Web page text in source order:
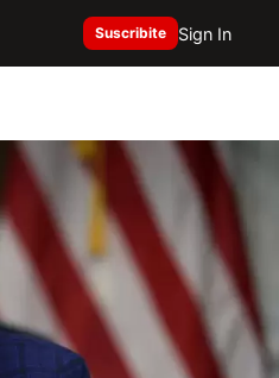
Suscribite Sign In